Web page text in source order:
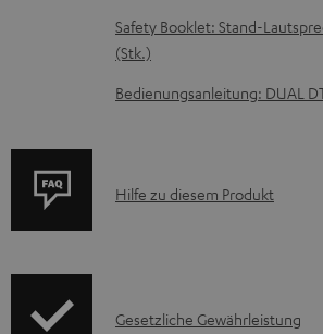
m
e
n
Safety Booklet: Stand-
(Stk.)
Bedienungsanleitung: DUAL
P
u
Hilfe zu diesem Produkt
IGesetzliche Gewährleistung